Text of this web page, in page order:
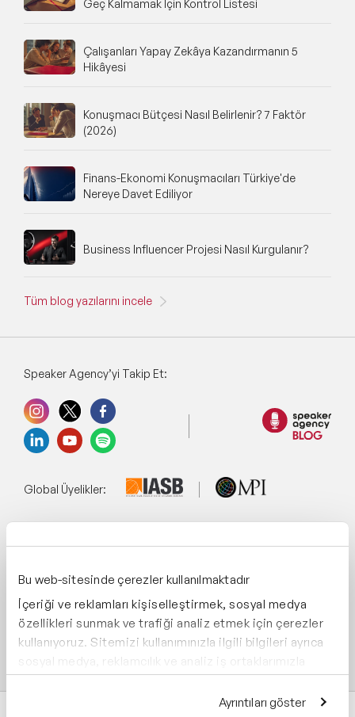
Bu web-sitesinde çerezler kullanılmaktadır
İçeriği ve reklamları kişiselleştirmek, sosyal medya
özellikleri sunmak ve trafiği analiz etmek için çerezler
kullanıyoruz. Sitemizi kullanımınızla ilgili bilgileri ayrıca
sosyal medya, reklamcılık ve analiz iş ortaklarımızla
paylaşabiliriz. İş ortaklarımız, bu bilgileri kendilerine
sağladığınız veya hizmetlerini kullanırken topladıkları
Ayrıntıları göster
Geç Kalmamak İçin Kontrol Listesi
Çalışanları Yapay Zekâya Kazandırmanın 5
Hikâyesi
Konuşmacı Bütçesi Nasıl Belirlenir? 7 Faktör
(2026)
Finans-Ekonomi Konuşmacıları Türkiye'de
Nereye Davet Ediliyor
Business Influencer Projesi Nasıl Kurgulanır?
Tüm blog yazılarını incele
Speaker Agency’yi Takip Et:
Global Üyelikler:
Destekliyoruz:
Wellness Konuşmacıları
Spor Konuşmacıları
İş Hayatı 101 Konuşmacıları
Storytelling Konuşmacıları
Çevre & Enerji Konuşmacıları
Kuşak Konuşmacıları
Müzik Konuşmacıları
Tarih Konuşmacıları
Kültür Konuşmacıları
Teknoloji & Trendler Konuşmacıları
İlham Veren Kadın Konuşmacılar
Eğitim Konuşmacıları
Design Thinking Konuşmacıları
Future of Work Konuşmacıları
Perakende Konuşmacıları
Gastronomi Konuşmacıları